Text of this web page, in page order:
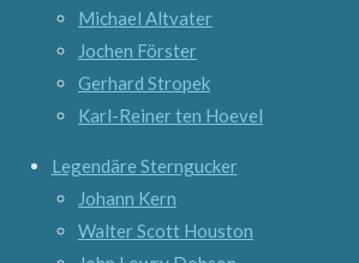
Michael Altvater
Jochen Förster
Gerhard Stropek
Karl-Reiner ten Hoevel
Legendäre Sterngucker
Johann Kern
Walter Scott Houston